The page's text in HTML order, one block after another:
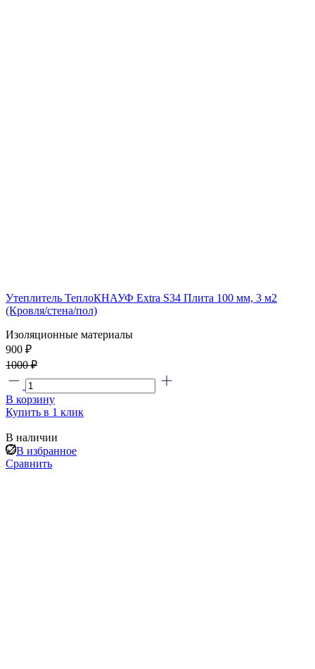
Утеплитель ТеплоКНАУФ Extra S34 Плита 100 мм, 3 м2
(Кровля/стена/пол)
Изоляционные материалы
900 ₽
1000 ₽
В корзину
Купить в 1 клик
В наличии
В избранное
Сравнить